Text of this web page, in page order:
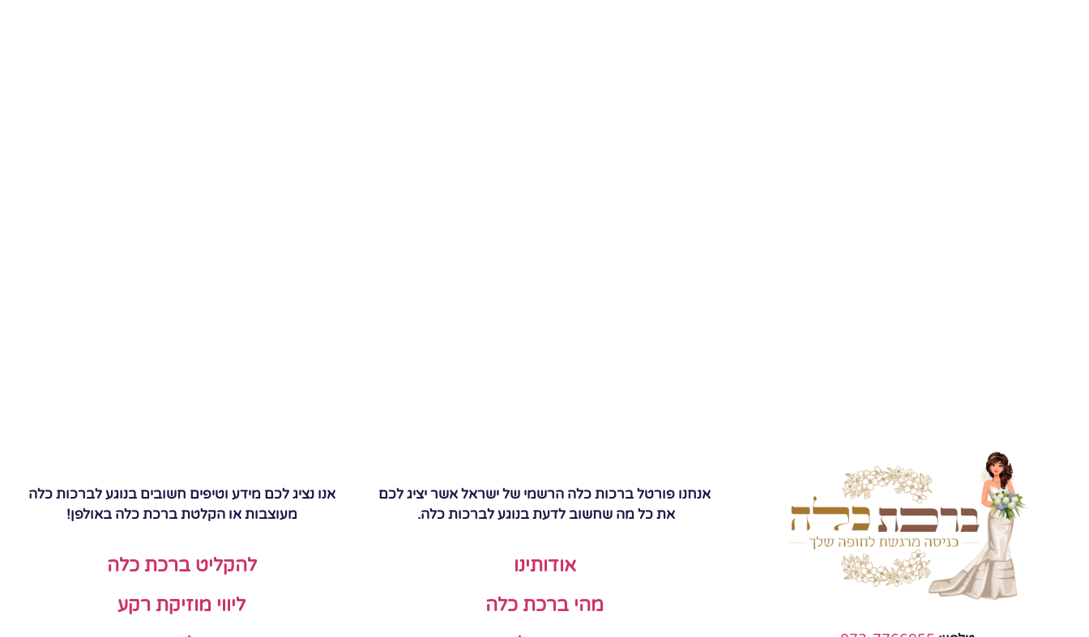
אנחנו פורטל ברכות כלה הרשמי של ישראל אשר יציג לכם
את כל מה שחשוב לדעת בנוגע לברכות כלה.
אודותינו
מהי ברכת כלה
אנו נציג לכם מידע וטיפים חשובים בנוגע לברכות כלה
מעוצבות או הקלטת ברכת כלה באולפן!
להקליט ברכת כלה
ליווי מוזיקת רקע